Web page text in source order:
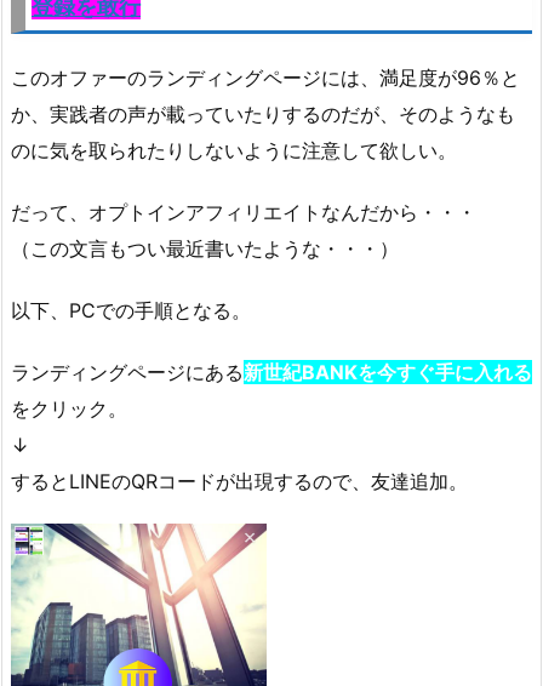
登録を敢行
このオファーのランディングページには、満足度が96％と
か、実践者の声が載っていたりするのだが、そのようなも
のに気を取られたりしないように注意して欲しい。
だって、オプトインアフィリエイトなんだから・・・
（この文言もつい最近書いたような・・・）
以下、PCでの手順となる。
ランディングページにある新世紀BANKを今すぐ手に入れる
をクリック。
↓
するとLINEのQRコードが出現するので、友達追加。